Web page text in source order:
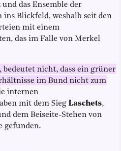
das Ensemble der
Blickfeld, weshalb seit den
mit einem
das im Falle von Merkel
bedeutet nicht, dass ein grüner
im Bund nicht zum
internen
mit dem Sieg Laschets,
dem Beiseite-Stehen von
gefunden.